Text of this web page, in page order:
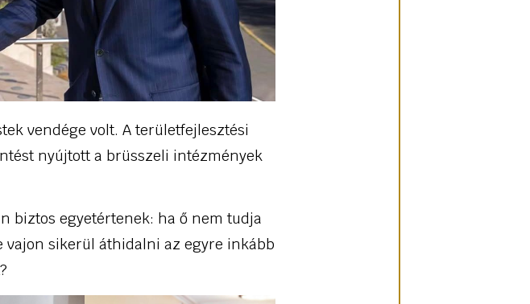
vendége volt. A területfejlesztési
nyújtott a brüsszeli intézmények
biztos egyetértenek: ha ő nem tudja
sikerül áthidalni az egyre inkább